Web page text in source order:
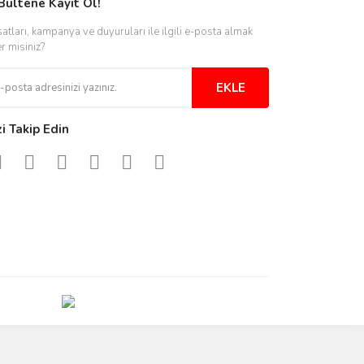
kampanya ve duyuruları ile ilgili e-posta almak
misiniz?
EKLE
Takip Edin